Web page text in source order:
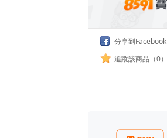
分享到Facebook
追蹤該商品（0）